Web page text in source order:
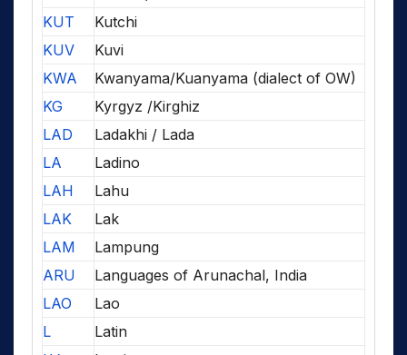
KUT
Kutchi
KUV
Kuvi
KWA
Kwanyama/Kuanyama (dialect of OW)
KG
Kyrgyz /Kirghiz
LAD
Ladakhi / Lada
LA
Ladino
LAH
Lahu
LAK
Lak
LAM
Lampung
ARU
Languages of Arunachal, India
LAO
Lao
L
Latin